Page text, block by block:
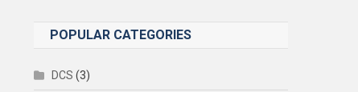
POPULAR CATEGORIES
DCS (3)